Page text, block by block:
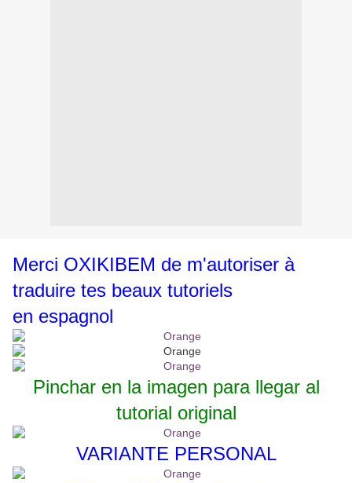
Merci OXIKIBEM de m'autoriser à
traduire tes beaux tutoriels
en espagnol
Pinchar en la imagen para llegar al
tutorial original
VARIANTE PERSONAL